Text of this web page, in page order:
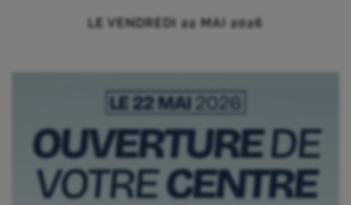
LE VENDREDI 22 MAI 2026